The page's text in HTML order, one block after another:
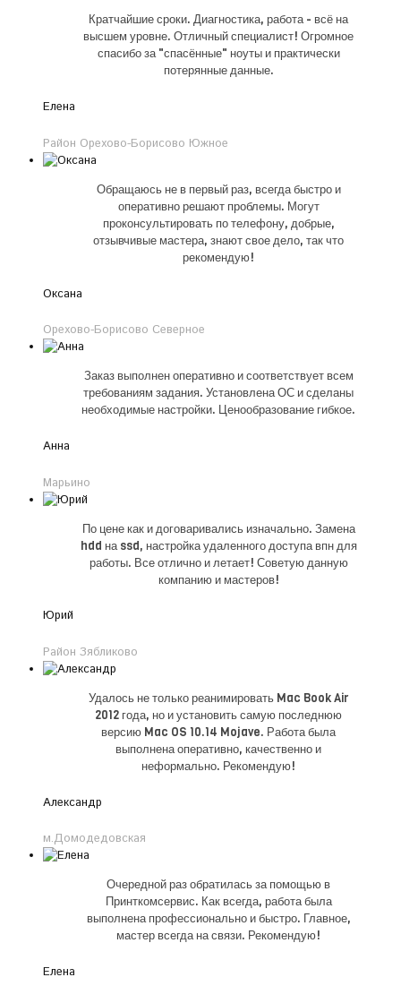
Кратчайшие сроки. Диагностика, работа - всё на
высшем уровне. Отличный специалист! Огромное
спасибо за "спасённые" ноуты и практически
потерянные данные.
Елена
Район Орехово-Борисово Южное
Обращаюсь не в первый раз, всегда быстро и
оперативно решают проблемы. Могут
проконсультировать по телефону, добрые,
отзывчивые мастера, знают свое дело, так что
рекомендую!
Оксана
Орехово-Борисово Северное
Заказ выполнен оперативно и соответствует всем
требованиям задания. Установлена ОС и сделаны
необходимые настройки. Ценообразование гибкое.
Анна
Марьино
По цене как и договаривались изначально. Замена
hdd на ssd, настройка удаленного доступа впн для
работы. Все отлично и летает! Советую данную
компанию и мастеров!
Юрий
Район Зябликово
Удалось не только реанимировать Mac Book Air
2012 года, но и установить самую последнюю
версию Mac OS 10.14 Mojave. Работа была
выполнена оперативно, качественно и
неформально. Рекомендую!
Александр
м.Домодедовская
Очередной раз обратилась за помощью в
Принткомсервис. Как всегда, работа была
выполнена профессионально и быстро. Главное,
мастер всегда на связи. Рекомендую!
Елена